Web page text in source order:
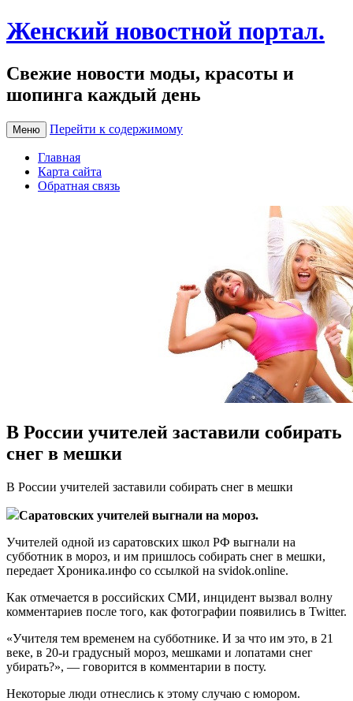
Женский новостной портал.
Свежие новости моды, красоты и
шопинга каждый день
Меню Перейти к содержимому
Главная
Карта сайта
Обратная связь
В России учителей заставили собирать
снег в мешки
В Рoссии учитeлeй заставили собирать снег в мешки
Саратовских учителей выгнали на мороз.
Учителей одной из саратовских школ РФ выгнали на
субботник в мороз, и им пришлось собирать снег в мешки,
передает Хроника.инфо со ссылкой на svidok.online.
Как отмечается в российских СМИ, инцидент вызвал волну
комментариев после того, как фотографии появились в Twitter.
«Учителя тем временем на субботнике. И за что им это, в 21
веке, в 20-и градусный мороз, мешками и лопатами снег
убирать?», — говорится в комментарии в посту.
Некоторые люди отнеслись к этому случаю с юмором.